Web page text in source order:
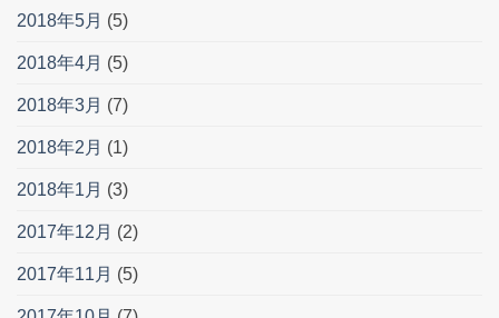
2018年5月 (5)
2018年4月 (5)
2018年3月 (7)
2018年2月 (1)
2018年1月 (3)
2017年12月 (2)
2017年11月 (5)